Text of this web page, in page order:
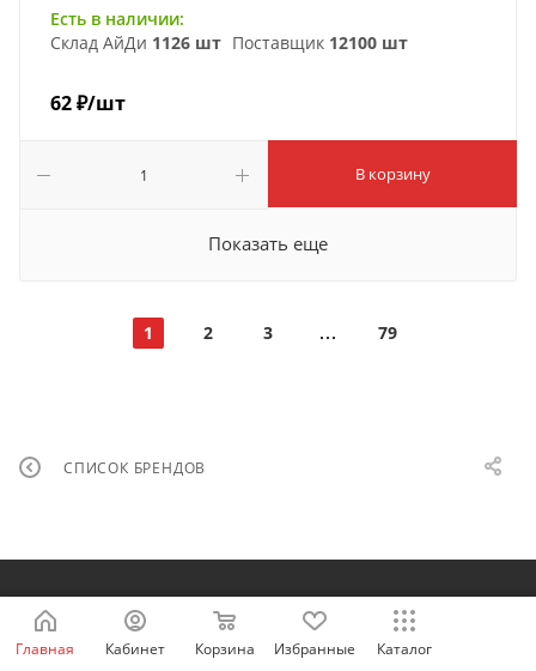
Есть в наличии:
Склад АйДи 1126 шт Поставщик 12100 шт
62₽/шт
В корзину
Показать еще
1 2 3 79
СПИСОК БРЕНДОВ
Будьте в курсе наших акций и новостей
Главная Кабинет Корзина Избранные Каталог